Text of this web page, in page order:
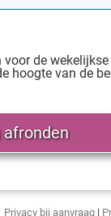
de
hoogte van de
Privacy bij aanvraag|